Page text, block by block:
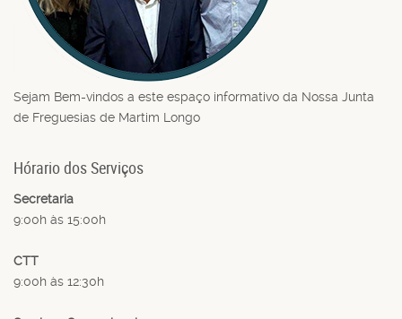
Sejam Bem-vindos a este espaço informativo da Nossa Junta
de Freguesias de Martim Longo
Hórario dos Serviços
Secretaria
9:00h às 15:00h
CTT
9:00h às 12:30h